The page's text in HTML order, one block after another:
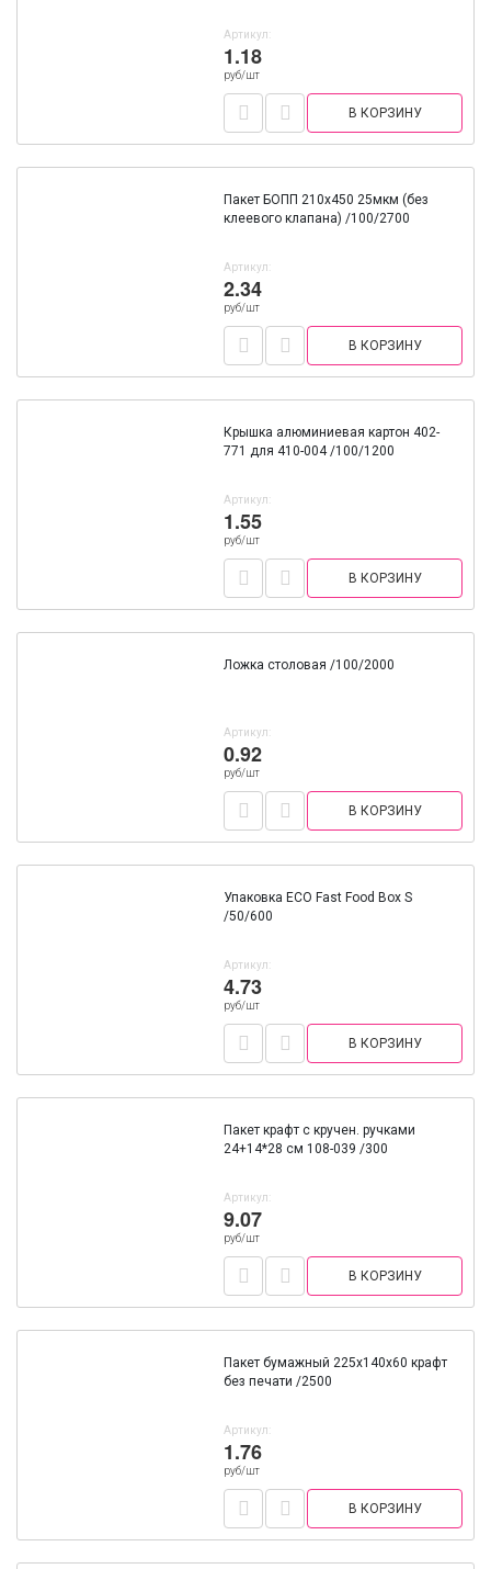
Артикул:
1.18
руб/шт
В КОРЗИНУ
Пакет БОПП 210х450 25мкм (без
клеевого клапана) /100/2700
Артикул:
2.34
руб/шт
В КОРЗИНУ
Крышка алюминиевая картон 402-
771 для 410-004 /100/1200
Артикул:
1.55
руб/шт
В КОРЗИНУ
Ложка столовая /100/2000
Артикул:
0.92
руб/шт
В КОРЗИНУ
Упаковка ECO Fast Food Box S
/50/600
Артикул:
4.73
руб/шт
В КОРЗИНУ
Пакет крафт с кручен. ручками
24+14*28 см 108-039 /300
Артикул:
9.07
руб/шт
В КОРЗИНУ
Пакет бумажный 225х140х60 крафт
без печати /2500
Артикул:
1.76
руб/шт
В КОРЗИНУ